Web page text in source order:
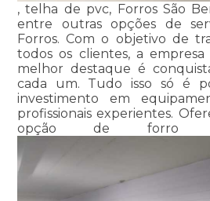
, telha de pvc, Forros São
entre outras opções de
Forros. Com o objetivo de
todos os clientes, a
melhor destaque é
cada um. Tudo isso só é
investimento em
profissionais experientes.
opção de forro